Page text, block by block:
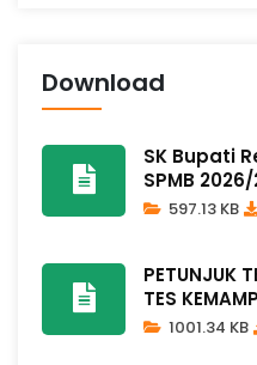
Download
SK Bupati
SPMB
597.13 KB
PETUNJUK
TES
1001.34 KB